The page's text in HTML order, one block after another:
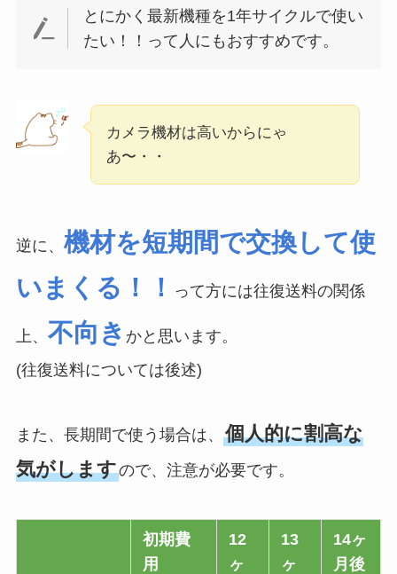
とにかく最新機種を1年サイクルで使い
たい！！って人にもおすすめです。
カメラ機材は高いからにゃ
あ〜・・
逆に、 機材を短期間で交換して使
いまくる！！
って方には往復送料の関係
上、 不向き かと思います。
(往復送料については後述)
また、長期間で使う場合は、 個人的に割高な
気がしますので、注意が必要です。
初期費
用
12
ヶ
13
ヶ
14ヶ
月後